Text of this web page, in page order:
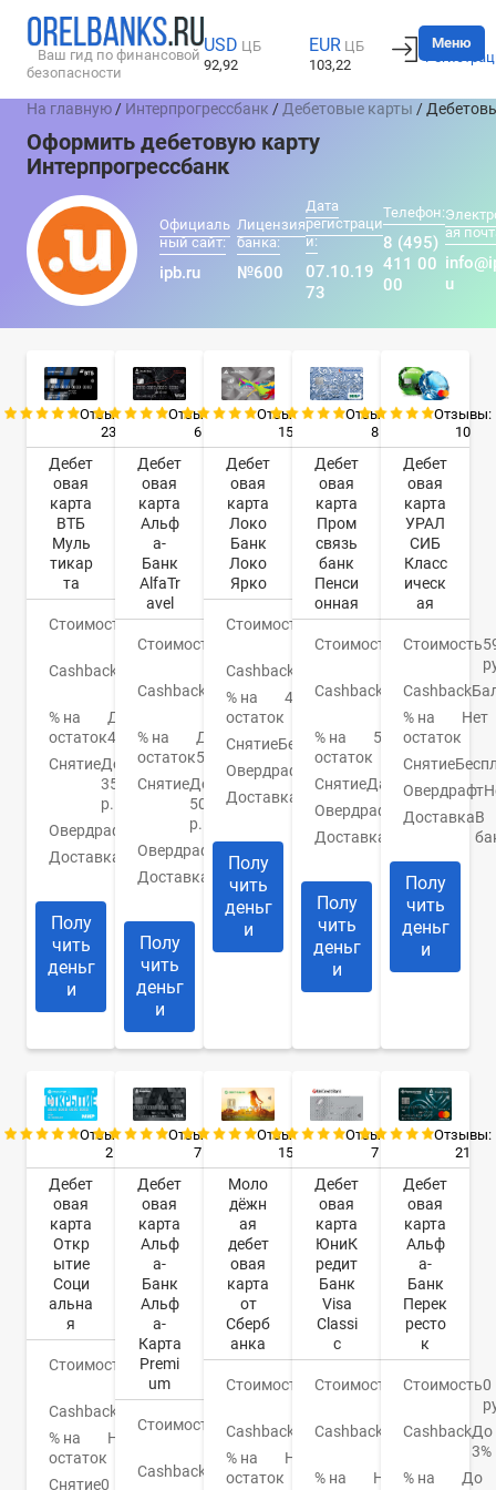
Ваш гид по финансовой
безопасности
USD ЦБ
92,92
EUR ЦБ
103,22
Вход
Меню
На главную / Интерпрогрессбанк / Дебетовые карты /
Оформить дебетовую карту
Интерпрогрессбанк
Официаль
ный сайт:
ipb.ru
Лицензия
банка:
№600
Дата
регистраци
и:
07.10.19
73
Телефон:
8 (495)
411 00
00
ая
u
Отзывы:
23
Дебет
овая
карта
ВТБ
Муль
тикар
та
Стоимость0
руб.
Cashback
15%
% на
остаток
До
4,5%
СнятиеДо
350000
р.
Овердрафт
Доставка
Банк/
курьер
Полу
чить
деньг
и
Отзывы:
6
Дебет
овая
карта
Альф
а-
Банк
AlfaTr
avel
Стоимость
руб.
Cashback
До
% на
остаток
До
5%
СнятиеДо
50000
р.
Овердрафт
Доставка
дней
Полу
чить
деньг
и
Отзывы:
15
Дебет
овая
карта
Локо
Банк
Локо
Ярко
Стоимость0
руб.
Cashback
% на
остаток
4,5%
СнятиеБесплатно
Овердрафт
Доставка
дней
Полу
чить
деньг
и
Отзывы:
8
Дебет
овая
карта
Пром
связь
банк
Пенси
онная
Стоимость
Cashback
До
% на
остаток
5%
СнятиеДа
Овердрафт
Нет
Доставка
Полу
чить
деньг
и
Отзывы:
10
Дебет
овая
карта
УРАЛ
СИБ
Класс
ическ
ая
Стоимость
Cashback
% на
остаток
Нет
Снятие
Овердрафт
ДоставкаВ
Полу
чить
деньг
и
Отзывы:
2
Дебет
овая
карта
Откр
ытие
Соци
альна
я
Стоимость
руб.
Cashback
% на
остаток
Нет
Снятие0
Отзывы:
7
Дебет
овая
карта
Альф
а-
Банк
Альф
а-
Карта
Premi
um
Стоимость
Cashback
Отзывы:
15
Моло
дёжн
ая
дебет
овая
карта
от
Сберб
анка
Стоимость
150
Cashback
СПАСИБО
% на
остаток
Нет
Отзывы:
7
Дебет
овая
карта
ЮниК
редит
Банк
Visa
Classi
c
Стоимость
Cashback
% на
Нет
Отзывы:
21
Дебет
овая
карта
Альф
а-
Банк
Перек
ресто
к
Стоимость0
CashbackДо
3%
% на
До